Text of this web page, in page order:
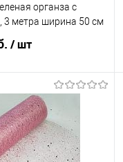
органза с
3 метра ширина 50 см
/ шт
В корзину
в 1 клик
Сравнение